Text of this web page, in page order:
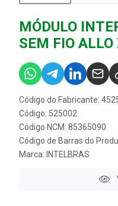
MÓDULO
SEM FIO ALLO
Código do Fabricante:
Código: 525002
Código NCM: 85365090
Código de Barras do
Marca: INTELBRAS